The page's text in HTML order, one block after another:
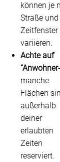
können je
Straße und
Zeitfenster
variieren.
Achte auf
manche
Flächen
außerhalb
deiner
erlaubten
Zeiten
reserviert.